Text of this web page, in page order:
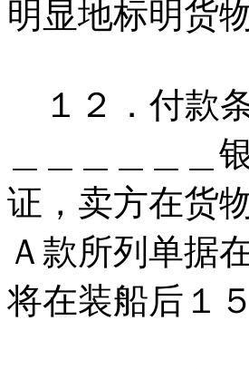
明显地标明货
１２．付款
＿＿＿＿＿＿
证，卖方在货
Ａ款所列单据
将在装船后１